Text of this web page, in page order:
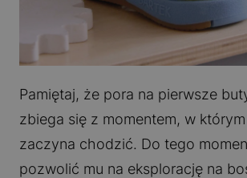
Pamiętaj, że pora na pierwsze
zbiega się z momentem, w
zaczyna chodzić. Do tego
pozwolić mu na eksplorację na